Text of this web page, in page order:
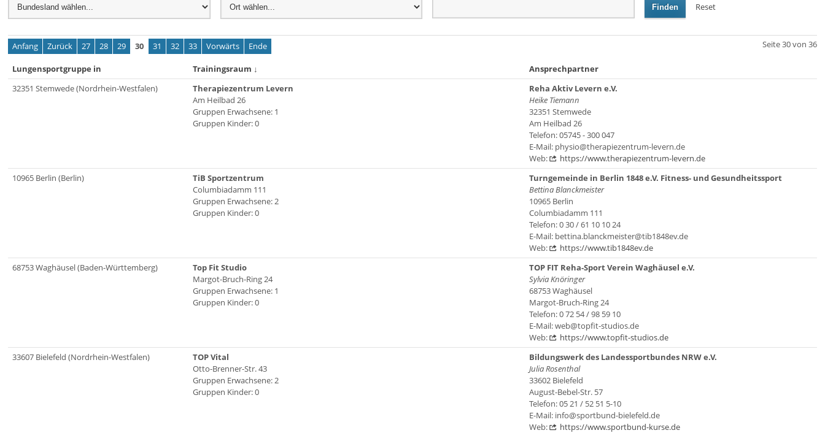
Finden Reset
Seite 30 von 36
Anfang Zurück 27 28 29 30 31 32 33 Vorwärts Ende
Lungensportgruppe in Trainingsraum ↓
Ansprechpartner
32351 Stemwede (Nordrhein-Westfalen)
Therapiezentrum Levern
Am Heilbad 26
Gruppen Erwachsene: 1
Gruppen Kinder: 0
Reha Aktiv Levern e.V.
Heike Tiemann
32351 Stemwede
Am Heilbad 26
Telefon: 05745 - 300 047
E-Mail: physio@therapiezentrum-levern.de
Web:
https://www.therapiezentrum-levern.de
10965 Berlin (Berlin)
TiB Sportzentrum
Columbiadamm 111
Gruppen Erwachsene: 2
Gruppen Kinder: 0
Turngemeinde in Berlin 1848 e.V. Fitness- und Gesundheitssport
Bettina Blanckmeister
10965 Berlin
Columbiadamm 111
Telefon: 0 30 / 61 10 10 24
E-Mail: bettina.blanckmeister@tib1848ev.de
Web:
https://www.tib1848ev.de
68753 Waghäusel (Baden-Württemberg)
Top Fit Studio
Margot-Bruch-Ring 24
Gruppen Erwachsene: 1
Gruppen Kinder: 0
TOP FIT Reha-Sport Verein Waghäusel e.V.
Sylvia Knöringer
68753 Waghäusel
Margot-Bruch-Ring 24
Telefon: 0 72 54 / 98 59 10
E-Mail: web@topfit-studios.de
Web:
https://www.topfit-studios.de
33607 Bielefeld (Nordrhein-Westfalen)
TOP Vital
Otto-Brenner-Str. 43
Gruppen Erwachsene: 2
Gruppen Kinder: 0
Bildungswerk des Landessportbundes NRW e.V.
Julia Rosenthal
33602 Bielefeld
August-Bebel-Str. 57
Telefon: 05 21 / 52 51 5-10
E-Mail: info@sportbund-bielefeld.de
Web:
https://www.sportbund-kurse.de